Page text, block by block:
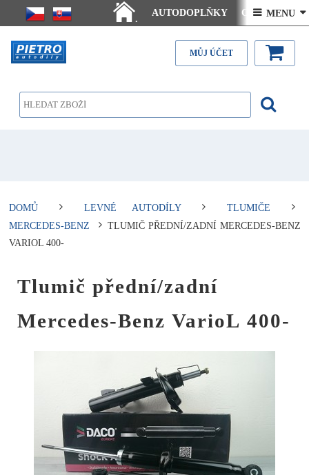
.
AUTODOPLŇKY Ceny doručení
Články - návody Kontakt
 MENU 
MŮJ ÚČET
DOMŮ LEVNÉ AUTODÍLY
TLUMIČE
MERCEDES-BENZ
TLUMIČ PŘEDNÍ/ZADNÍ MERCEDES-BENZ
VARIOL 400-
Tlumič přední/zadní
Mercedes-Benz VarioL 400-